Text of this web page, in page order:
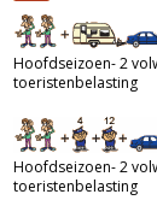
Hoofdseizoen- 2
toeristenbelasting
Hoofdseizoen- 2
toeristenbelasting